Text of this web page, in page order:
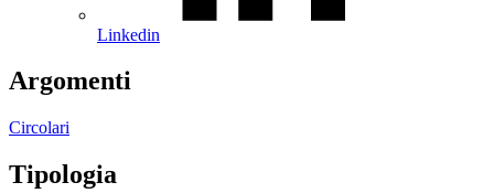
Linkedin
Argomenti
Circolari
Tipologia